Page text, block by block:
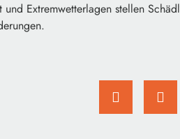
und Extremwetterlagen stellen